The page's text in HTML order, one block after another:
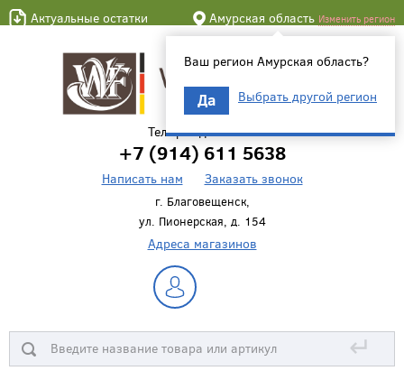
Актуальные остатки Амурская область Изменить регион
Ваш регион Амурская область?
Да Выбрать другой регион
Телефон для связи
+7 (914) 611 5638
Написать нам Заказать звонок
г. Благовещенск,
ул. Пионерская, д. 154
Адреса магазинов
↵